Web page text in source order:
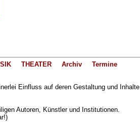
THEATER Archiv
Termine
Einfluss auf deren Gestaltung und Inhalte
Autoren, Künstler und Institutionen.